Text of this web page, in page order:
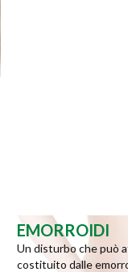
EMORROIDI
Un disturbo che può
costituito dalle